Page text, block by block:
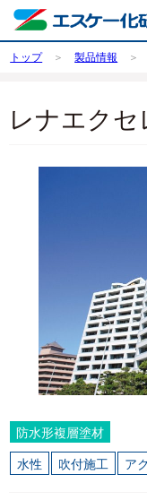
トップ 製品情報
レナエクセ
防水形複層塗材
水性 吹付施工 ア